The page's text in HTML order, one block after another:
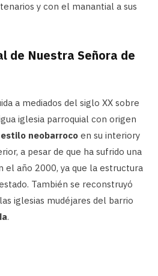
y con el manantial a sus
de Nuestra Señora de
a mediados del siglo XX sobre
iglesia parroquial con origen
estilo neobarroco en su interiory
a pesar de que ha sufrido una
el año 2000, ya que la estructura
También se reconstruyó
iglesias mudéjares del barrio
.